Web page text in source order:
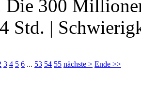
Die 300
Std. |
3 4 5 6 ... 53 54 55 nächste > Ende >>